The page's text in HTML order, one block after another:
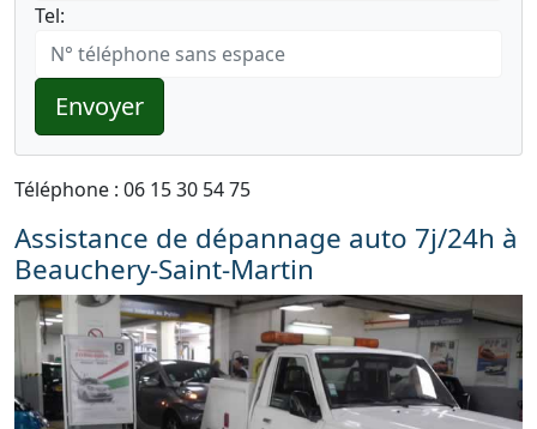
Tel:
Envoyer
Téléphone : 06 15 30 54 75
Assistance de dépannage auto 7j/24h à
Beauchery-Saint-Martin